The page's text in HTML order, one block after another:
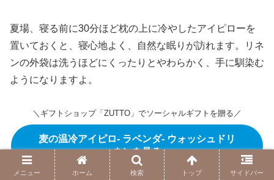
夏場、寝る前に30分ほど枕の上に冷やしたアイピローを
置いておくと、寝心地よく、自然な眠りが訪れます。リネ
ンの外袋は洗うほどにくったりとやわらかく、手に馴染む
ようになりますよ。
＼ギフトショップ「ZUTTO」でソーシャルギフトを贈る／
麦の温冷アイピロ- ラベンダ- ウォッシュドリ
ネンを見る
メニュー ホーム 検索 トップ サイドバー